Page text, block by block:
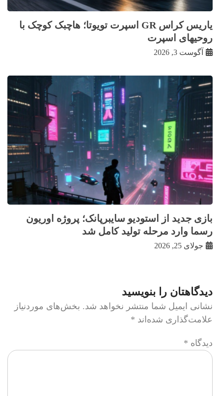
یاریس کراس GR اسپرت تویوتا؛ هاچبک کوچک با
روحیهای اسپرت
آگوست 3, 2026
بازی جدید از استودیو سایبرپانک؛ پروژه اوریون
رسما وارد مرحله تولید کامل شد
جولای 25, 2026
دیدگاهتان را بنویسید
نشانی ایمیل شما منتشر نخواهد شد. بخش‌های موردنیاز
علامت‌گذاری شده‌اند *
دیدگاه *